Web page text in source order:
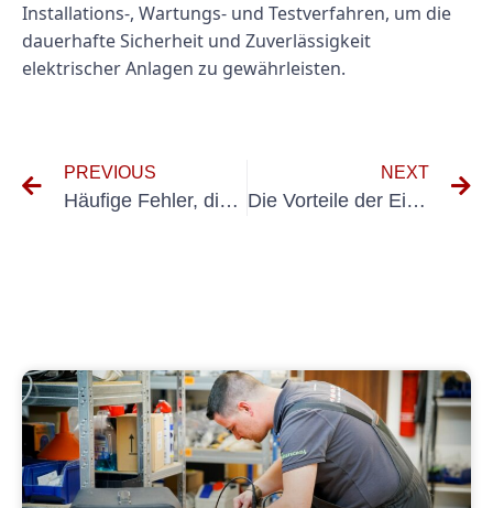
Installations-, Wartungs- und Testverfahren, um die
dauerhafte Sicherheit und Zuverlässigkeit
elektrischer Anlagen zu gewährleisten.
PREVIOUS
Häufige Fehler, die Sie beim Umgang mit abgelaufenen UVV-Prüfungen vermeiden sollten
NEXT
Die Vorteile der Einhaltung der VDE-Vorschriften für elektrische Prüfungen